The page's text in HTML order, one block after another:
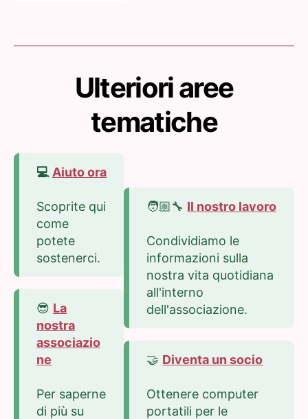
Ulteriori aree
tematiche
💻 Aiuto ora
Scoprite qui
come
potete
sostenerci.
😎 La
nostra
associazio
ne
Per saperne
di più su
🧑🏼‍🔧 Il nostro lavoro
Condividiamo le
informazioni sulla
nostra vita quotidiana
all'interno
dell'associazione.
🤝 Diventa un socio
Ottenere computer
portatili per le